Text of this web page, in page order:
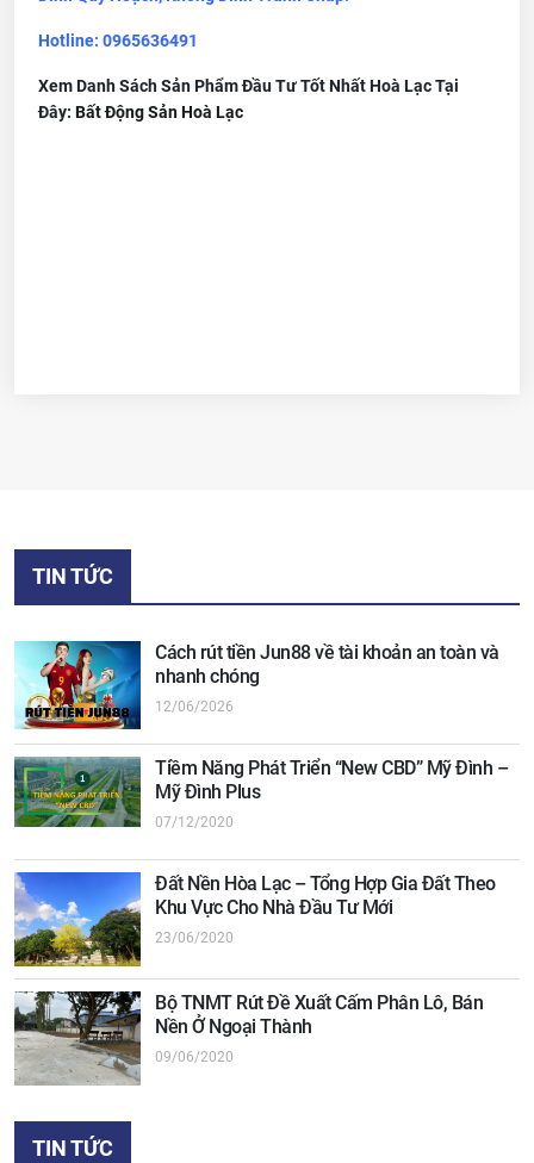
Hotline: 0965636491
Xem Danh Sách Sản Phẩm Đầu Tư Tốt Nhất Hoà Lạc Tại
Đây:Bất Động Sản Hoà Lạc
TIN TỨC
Cách rút tiền Jun88 về tài khoản an toàn và
nhanh chóng
12/06/2026
Tiềm Năng Phát Triển “New CBD” Mỹ Đình –
Mỹ Đình Plus
07/12/2020
Đất Nền Hòa Lạc – Tổng Hợp Gia Đất Theo
Khu Vực Cho Nhà Đầu Tư Mới
23/06/2020
Bộ TNMT Rút Đề Xuất Cấm Phân Lô, Bán
Nền Ở Ngoại Thành
09/06/2020
TIN TỨC